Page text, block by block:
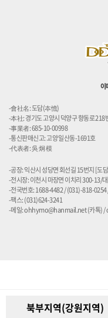
이
-會社名: 도담(夲憺)
-本社: 경기도 고양시 덕양구 향동로
-事業者: 685-10-00998
-통신판매신고: 고양 일산동-1691호
-代表者: 吳 炯 模
-공장: 익산시 성당면 회선길 15번지 [도
-전시장: 이천시 마장면 이치리 300-13/
-전국번호: 1688-4482 / (031)-818-
-팩스: (031)624-3241
-메일: ohhymo@hanmail.net (카톡)
북부지역(강원지역)